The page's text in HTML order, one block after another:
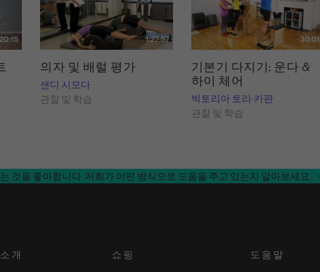
20:15 1:27:57
의자 및 배럴 평가
샌디 시모다
관찰 및 학습
30:01
기본기 다지기: 운다 &
하이 체어
빅토리아 토리-카판
관찰 및 학습
것을 좋아합니다. 저희가 어떤 방식으로 도움을 주고 있는지 알아보세요.
개 쇼핑 도움말